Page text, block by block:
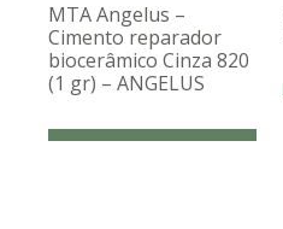
MTA Angelus –
Cimento reparador
biocerâmico Cinza 820
(1 gr) – ANGELUS